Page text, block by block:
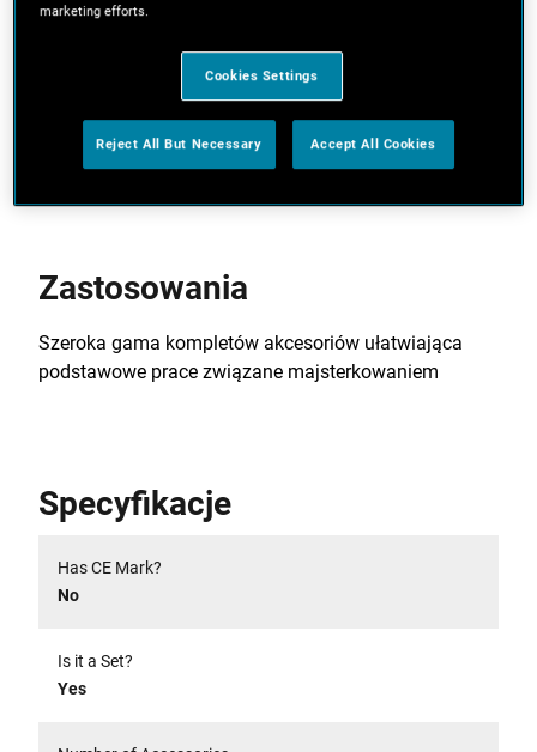
Wysokiej jakości komplety, w skład których
wchodzą najbardziej popularne akcesoria,
odpowiednie dla każdego majsterkowicza
Wyróżniające się, atrakcyjne opakowania marki
Black&Decker
Zastosowania
Szeroka gama kompletów akcesoriów ułatwiająca
podstawowe prace związane majsterkowaniem
Specyfikacje
Has CE Mark?
No
Is it a Set?
Yes
marketing efforts.
Cookies Settings
Reject All But Necessary Accept All Cookies